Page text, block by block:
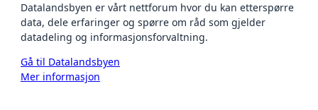
Datalandsbyen er vårt nettforum hvor du kan etterspørre
data, dele erfaringer og spørre om råd som gjelder
datadeling og informasjonsforvaltning.
Gå til Datalandsbyen
Mer informasjon